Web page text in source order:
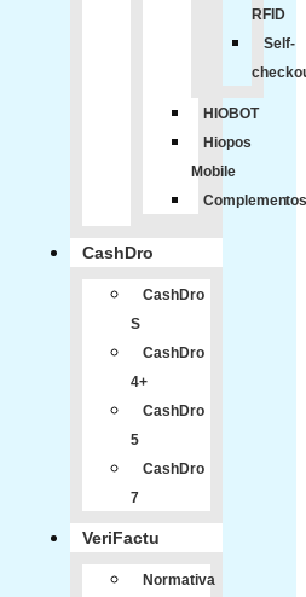
RFID
Self-
HIOBOT
Hiopos
Mobile
CashDro
CashDro
S
CashDro
4+
CashDro
5
CashDro
7
VeriFactu
Normativa